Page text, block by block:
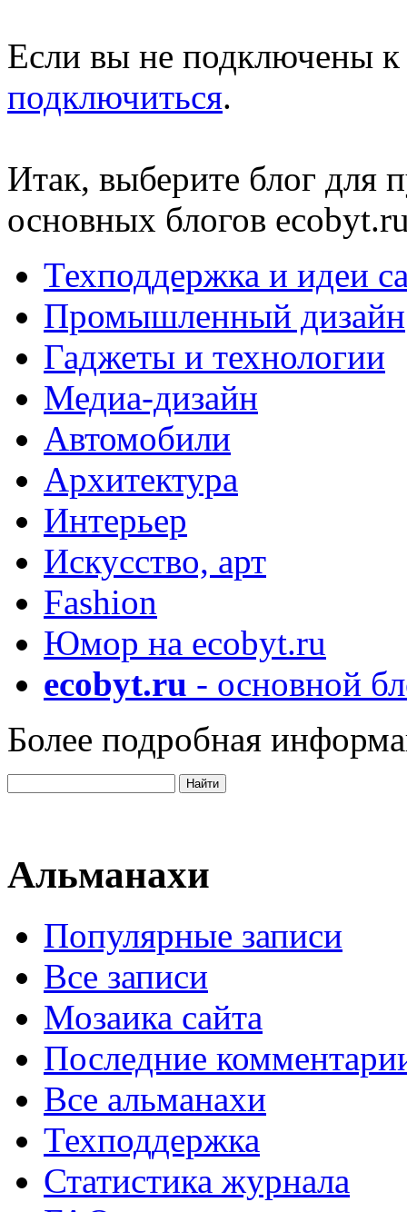
Если вы не подключены к
подключиться.
Итак, выберите блог для
основных блогов
Техподдержка и идеи
Промышленный дизайн
Гаджеты и технологии
Медиа-дизайн
Автомобили
Архитектура
Интерьер
Искусство, арт
Fashion
Юмор на ecobyt.ru
ecobyt.ru - основной
Более подробная
Альманахи
Популярные записи
Все записи
Мозаика сайта
Последние
Все альманахи
Техподдержка
Статистика журнала